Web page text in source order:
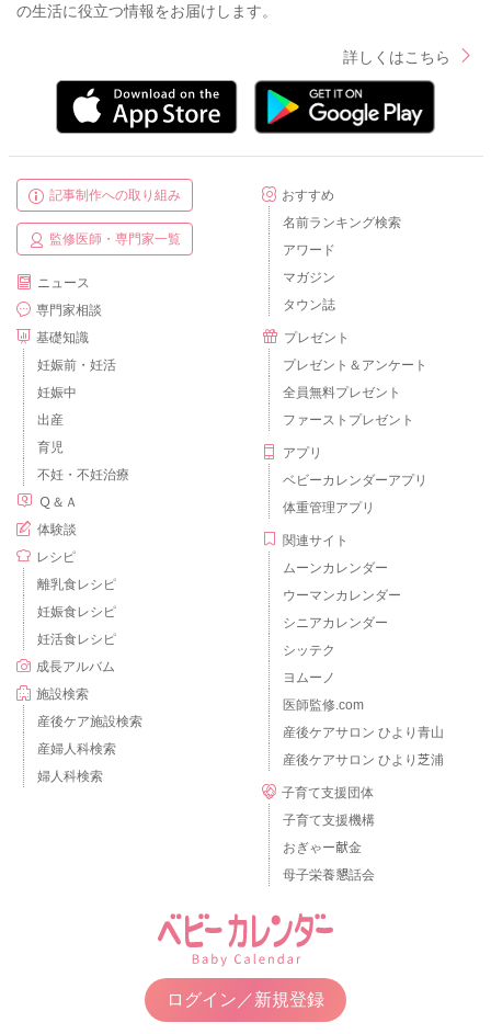
の生活に役立つ情報をお届けします。
詳しくはこちら
記事制作への取り組み
監修医師・専門家一覧
ニュース
専門家相談
基礎知識
妊娠前・妊活
妊娠中
出産
育児
不妊・不妊治療
Ｑ＆Ａ
体験談
レシピ
離乳食レシピ
妊娠食レシピ
妊活食レシピ
成長アルバム
施設検索
産後ケア施設検索
産婦人科検索
婦人科検索
おすすめ
名前ランキング検索
アワード
マガジン
タウン誌
プレゼント
プレゼント＆アンケート
全員無料プレゼント
ファーストプレゼント
アプリ
ベビーカレンダーアプリ
体重管理アプリ
関連サイト
ムーンカレンダー
ウーマンカレンダー
シニアカレンダー
シッテク
ヨムーノ
医師監修.com
産後ケアサロン ひより青山
産後ケアサロン ひより芝浦
子育て支援団体
子育て支援機構
おぎゃー献金
母子栄養懇話会
ログイン／新規登録